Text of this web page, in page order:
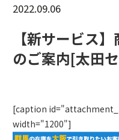
2022.09.06
【新サービス
のご案内[太田
[caption
width="1200"]